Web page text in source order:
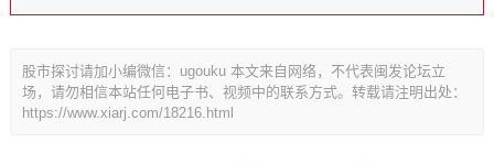
股市探讨请加小编微信：ugouku 本文来自网络，不代表闽发论坛立
场，请勿相信本站任何电子书、视频中的联系方式。转载请注明出处：
https://www.xiarj.com/18216.html